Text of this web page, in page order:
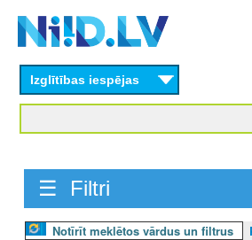
content
Izglītības iespējas
☰ Filtri
Notīrīt meklētos vārdus un filtrus